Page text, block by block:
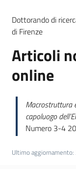
Autori
Abbonamenti
Norme
redazionali
codice
etico
Dottorando di
di Firenze
Articoli
online
Macrostruttura
capoluogo
Numero 3-4
Ultimo aggiornamento: